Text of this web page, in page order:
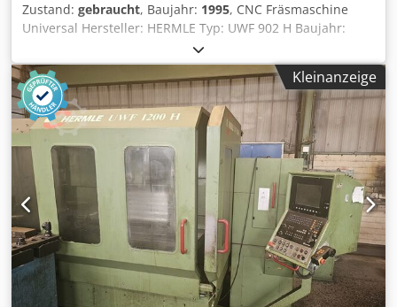
Zustand: gebraucht, Baujahr: 1995, CNC Fräsmaschine
Universal Hersteller: HERMLE Typ: UWF 902 H Baujahr:
1995 Betriebsstunden: 46.680 Steuerung: HEIDENHAIN
TNC 426 Verfahrwege X/Y/Z: 600 x 450 x 500 mm
Winkeltisch: 900 x 458 mm Renishaw 3D Taster
Drehzahlbereichi: 20 bis 6.300 U/min. Werkzeugaufnahme:
SK 40 Kühlmittelbehälter Antriebsleistung: 8,6 kW Cedsv
Rpr Sspfx Aa Ejha Gewicht ca.: 4.500 kg
Maschinenabmessung LxBxH ca.: 2.950 x 2.200 x 2.300 mm
3826ä
Kleinanzeige